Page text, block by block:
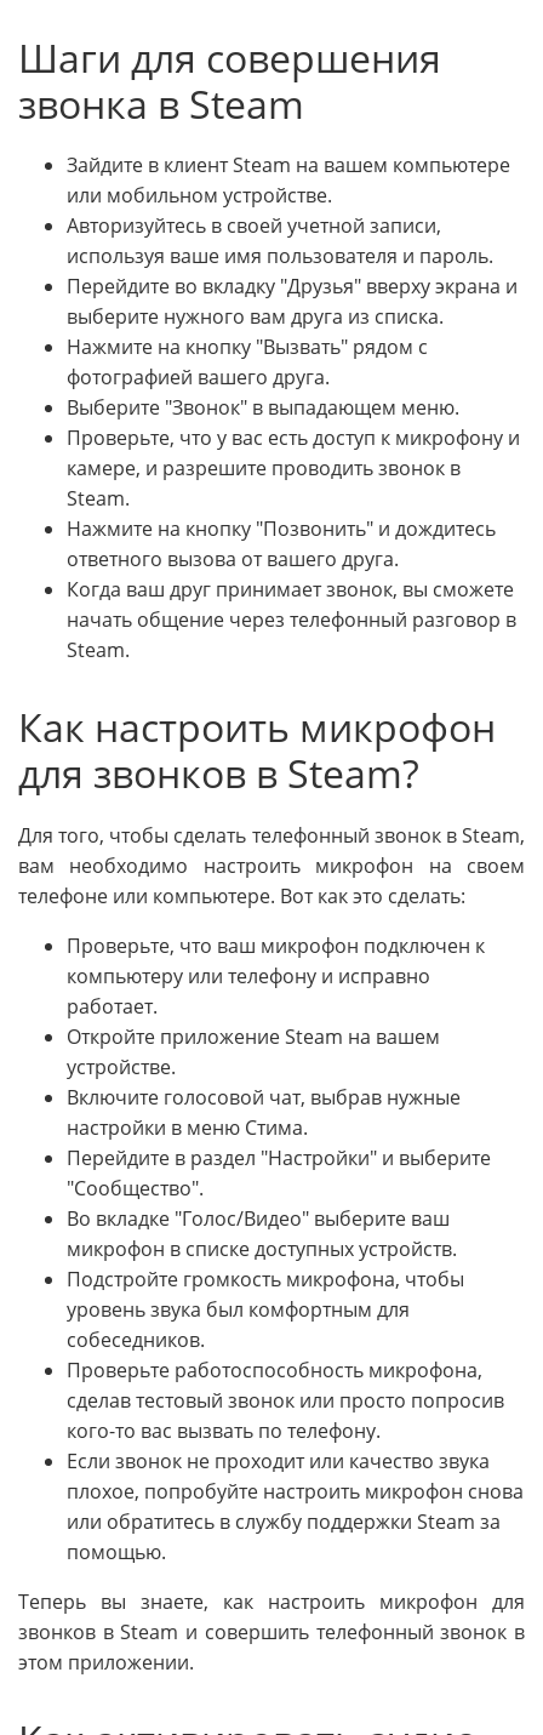
Шаги для совершения
звонка в Steam
Зайдите в клиент Steam на вашем компьютере
или мобильном устройстве.
Авторизуйтесь в своей учетной записи,
используя ваше имя пользователя и пароль.
Перейдите во вкладку "Друзья" вверху экрана и
выберите нужного вам друга из списка.
Нажмите на кнопку "Вызвать" рядом с
фотографией вашего друга.
Выберите "Звонок" в выпадающем меню.
Проверьте, что у вас есть доступ к микрофону и
камере, и разрешите проводить звонок в
Steam.
Нажмите на кнопку "Позвонить" и дождитесь
ответного вызова от вашего друга.
Когда ваш друг принимает звонок, вы сможете
начать общение через телефонный разговор в
Steam.
Как настроить микрофон
для звонков в Steam?
Для того, чтобы сделать телефонный звонок в Steam,
вам необходимо настроить микрофон на своем
телефоне или компьютере. Вот как это сделать:
Проверьте, что ваш микрофон подключен к
компьютеру или телефону и исправно
работает.
Откройте приложение Steam на вашем
устройстве.
Включите голосовой чат, выбрав нужные
настройки в меню Стима.
Перейдите в раздел "Настройки" и выберите
"Сообщество".
Во вкладке "Голос/Видео" выберите ваш
микрофон в списке доступных устройств.
Подстройте громкость микрофона, чтобы
уровень звука был комфортным для
собеседников.
Проверьте работоспособность микрофона,
сделав тестовый звонок или просто попросив
кого-то вас вызвать по телефону.
Если звонок не проходит или качество звука
плохое, попробуйте настроить микрофон снова
или обратитесь в службу поддержки Steam за
помощью.
Теперь вы знаете, как настроить микрофон для
звонков в Steam и совершить телефонный звонок в
этом приложении.